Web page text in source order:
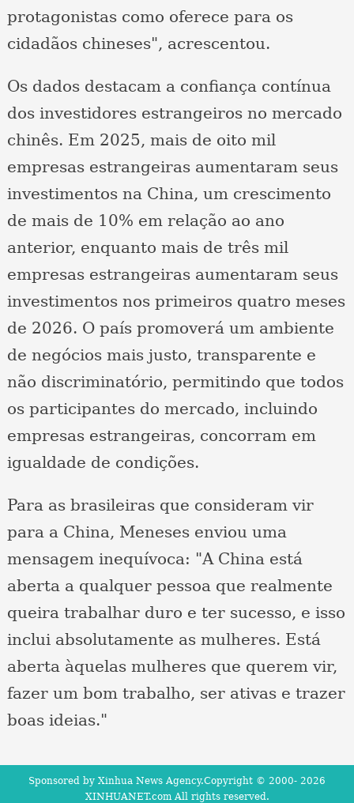
protagonistas como oferece para os
cidadãos chineses", acrescentou.
Os dados destacam a confiança contínua
dos investidores estrangeiros no mercado
chinês. Em 2025, mais de oito mil
empresas estrangeiras aumentaram seus
investimentos na China, um crescimento
de mais de 10% em relação ao ano
anterior, enquanto mais de três mil
empresas estrangeiras aumentaram seus
investimentos nos primeiros quatro meses
de 2026. O país promoverá um ambiente
de negócios mais justo, transparente e
não discriminatório, permitindo que todos
os participantes do mercado, incluindo
empresas estrangeiras, concorram em
igualdade de condições.
Para as brasileiras que consideram vir
para a China, Meneses enviou uma
mensagem inequívoca: "A China está
aberta a qualquer pessoa que realmente
queira trabalhar duro e ter sucesso, e isso
inclui absolutamente as mulheres. Está
aberta àquelas mulheres que querem vir,
fazer um bom trabalho, ser ativas e trazer
boas ideias."
Sponsored by Xinhua News Agency.Copyright © 2000- 2026
XINHUANET.com All rights reserved.